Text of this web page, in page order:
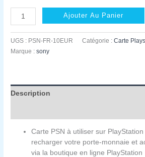
quantité
de
Carte
PSN
France
Ajouter Au Panier
UGS : PSN-FR-10EUR Catégorie :Carte
Marque :sony
Description
Carte PSN à utiliser sur
recharger votre porte-monnaie et
via la boutique en ligne PlayStation